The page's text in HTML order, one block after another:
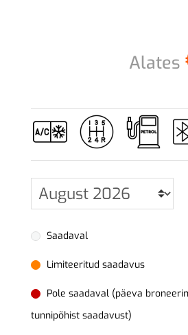
Alates
Saadaval
Limiteeritud saadavus
Pole saadaval (päeva
tunnipõhist saadavust)